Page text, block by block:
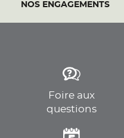
NOS ENGAGEMENTS
Foire aux
questions